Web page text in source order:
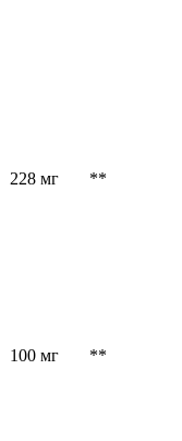
228 мг **
100 мг **